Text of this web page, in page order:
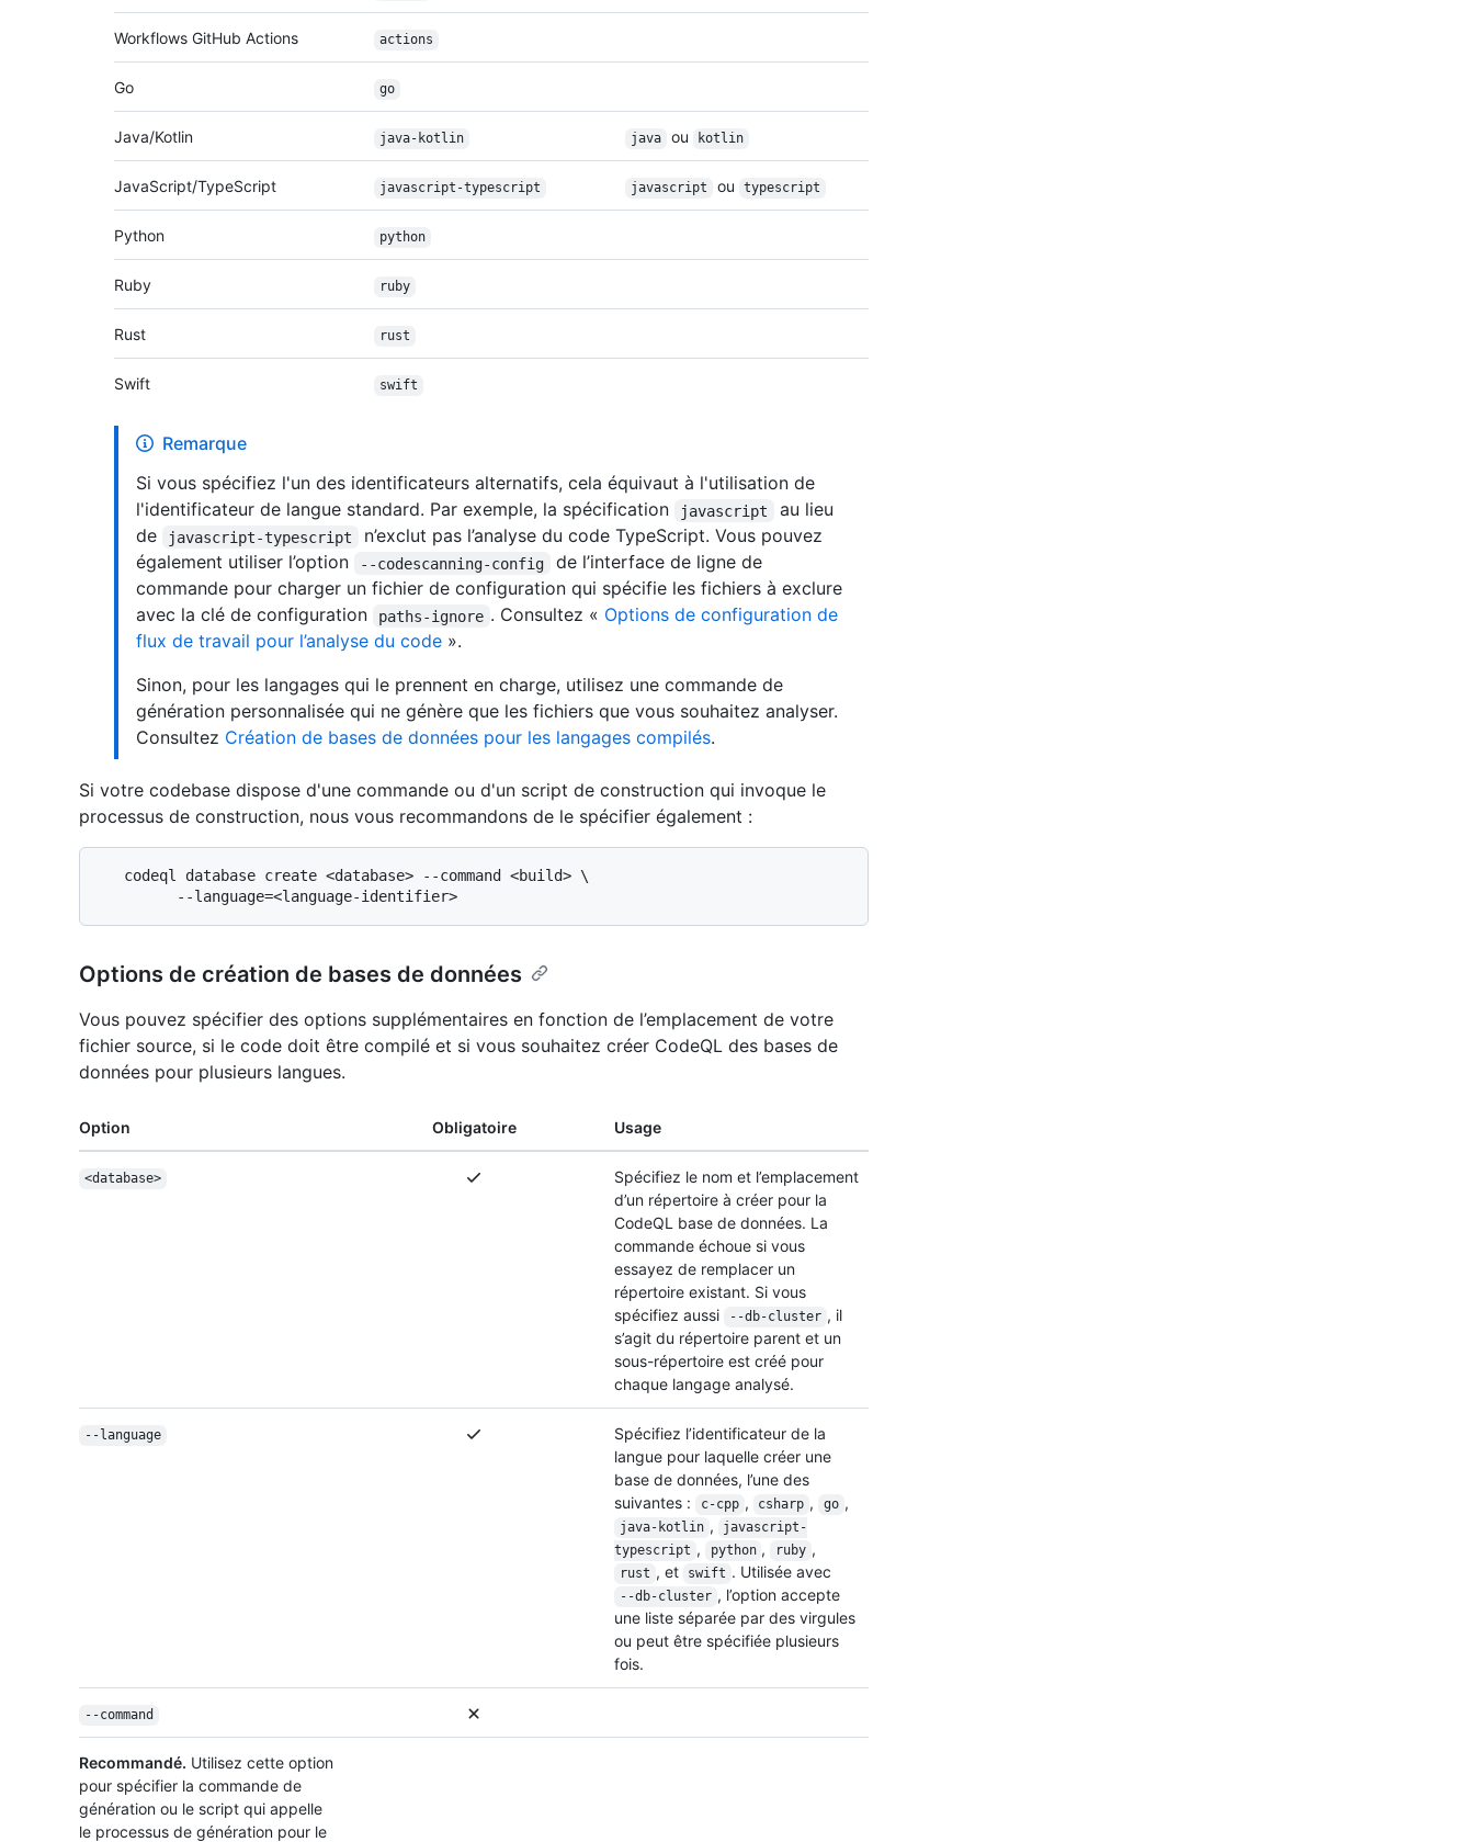
Workflows GitHub Actions actions
Go go
Java/Kotlin java-kotlin java ou kotlin
JavaScript/TypeScript javascript-typescript javascript ou typescript
Python python
Ruby ruby
Rust rust
Swift swift
Remarque
Si vous spécifiez l'un des identificateurs alternatifs, cela équivaut à l'utilisation de
l'identificateur de langue standard. Par exemple, la spécification
javascript
au lieu
de
javascript-typescript
n’exclut pas l’analyse du code TypeScript. Vous pouvez
également utiliser l’option
--codescanning-config
de l’interface de ligne de
commande pour charger un fichier de configuration qui spécifie les fichiers à exclure
avec la clé de configuration
paths-ignore . Consultez « Options de configuration de
flux de travail pour l’analyse du code ».
Sinon, pour les langages qui le prennent en charge, utilisez une commande de
génération personnalisée qui ne génère que les fichiers que vous souhaitez analyser.
Consultez Création de bases de données pour les langages compilés.
Si votre codebase dispose d'une commande ou d'un script de construction qui invoque le
processus de construction, nous vous recommandons de le spécifier également :
Options de création de bases de données
Vous pouvez spécifier des options supplémentaires en fonction de l’emplacement de votre
fichier source, si le code doit être compilé et si vous souhaitez créer CodeQL des bases de
données pour plusieurs langues.
Option Obligatoire Usage
<database>
Spécifiez le nom et l’emplacement
d’un répertoire à créer pour la
CodeQL base de données. La
commande échoue si vous
essayez de remplacer un
répertoire existant. Si vous
spécifiez aussi
--db-cluster , il
s’agit du répertoire parent et un
sous-répertoire est créé pour
chaque langage analysé.
--language
Spécifiez l’identificateur de la
langue pour laquelle créer une
base de données, l’une des
suivantes :
c-cpp , csharp , go ,
java-kotlin ,
javascript-
typescript , python , ruby ,
rust , et swift . Utilisée avec
--db-cluster , l’option accepte
une liste séparée par des virgules
ou peut être spécifiée plusieurs
fois.
--command
Recommandé. Utilisez cette option
pour spécifier la commande de
génération ou le script qui appelle
le processus de génération pour le